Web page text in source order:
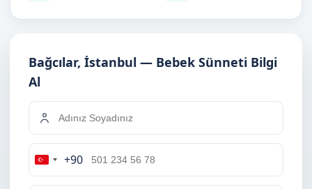
Bağcılar, İstanbul — Bebek Sünneti Bilgi
Al
Turkey
+90
+90